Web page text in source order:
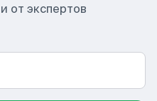
от экспертов